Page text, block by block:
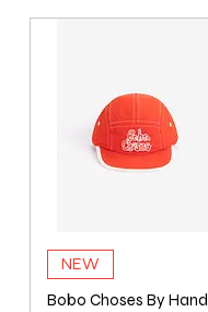
NEW
Bobo Choses By Hand